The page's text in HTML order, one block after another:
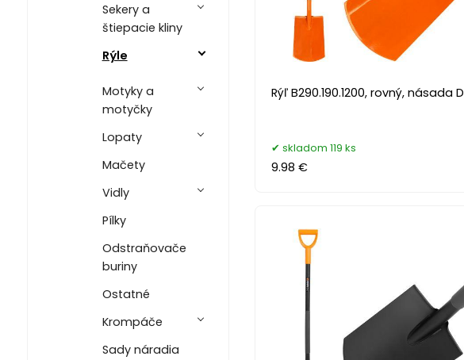
Sekery a
štiepacie kliny
Rýle
Motyky a
motyčky
Lopaty
Mačety
Vidly
Pílky
Odstraňovače
buriny
Ostatné
Krompáče
Sady náradia
Rýľ B290.190.1200, rovný, násada D
skladom 119 ks
9.98 €